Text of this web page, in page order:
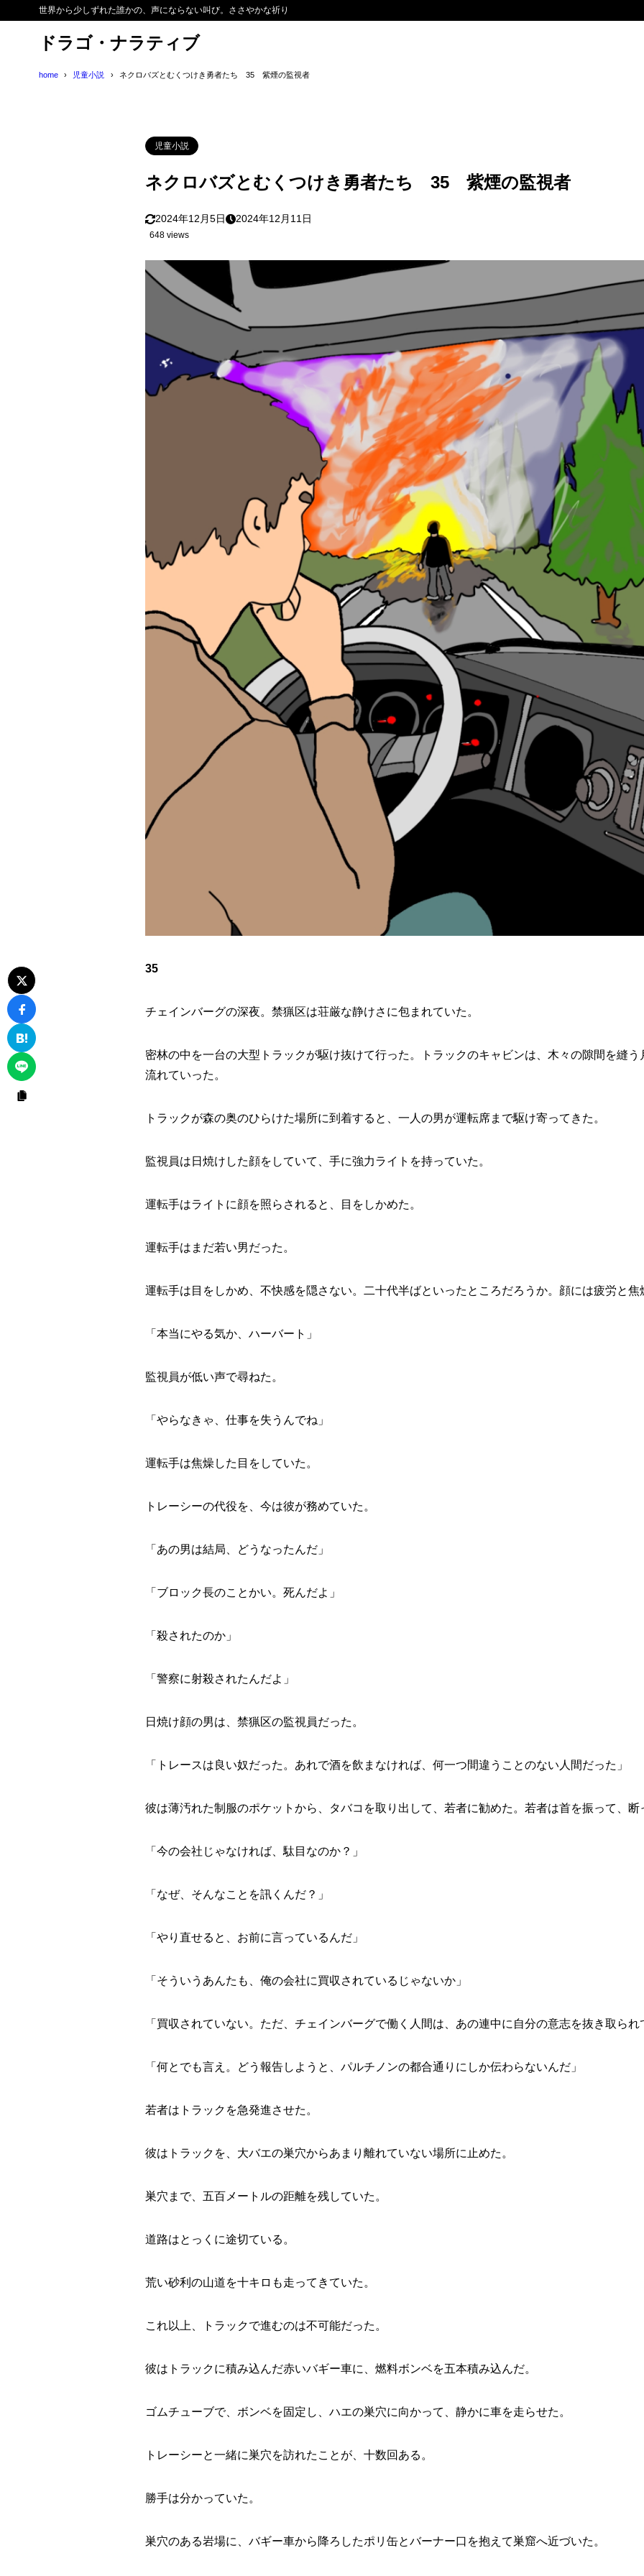
世界から少しずれた誰かの、声にならない叫び。ささやかな祈り
ドラゴ・ナラティブ
home 児童小説 ネクロバズとむくつけき勇者たち 35 紫煙の監視者
児童小説
ネクロバズとむくつけき勇者たち 35 紫煙の監視者
2024年12月5日 2024年12月11日
648 views
35
チェインバーグの深夜。禁猟区は荘厳な静けさに包まれていた。
密林の中を一台の大型トラックが駆け抜けて行った。トラックのキャビンは、木々の隙間を縫
流れていった。
トラックが森の奥のひらけた場所に到着すると、一人の男が運転席まで駆け寄ってきた。
監視員は日焼けした顔をしていて、手に強力ライトを持っていた。
運転手はライトに顔を照らされると、目をしかめた。
運転手はまだ若い男だった。
運転手は目をしかめ、不快感を隠さない。二十代半ばといったところだろうか。顔には疲労と焦
「本当にやる気か、ハーバート」
監視員が低い声で尋ねた。
「やらなきゃ、仕事を失うんでね」
運転手は焦燥した目をしていた。
トレーシーの代役を、今は彼が務めていた。
「あの男は結局、どうなったんだ」
「ブロック長のことかい。死んだよ」
「殺されたのか」
「警察に射殺されたんだよ」
日焼け顔の男は、禁猟区の監視員だった。
「トレースは良い奴だった。あれで酒を飲まなければ、何一つ間違うことのない人間だった」
彼は薄汚れた制服のポケットから、タバコを取り出して、若者に勧めた。若者は首を振って、断
「今の会社じゃなければ、駄目なのか？」
「なぜ、そんなことを訊くんだ？」
「やり直せると、お前に言っているんだ」
「そういうあんたも、俺の会社に買収されているじゃないか」
「買収されていない。ただ、チェインバーグで働く人間は、あの連中に自分の意志を抜き取ら
「何とでも言え。どう報告しようと、パルチノンの都合通りにしか伝わらないんだ」
若者はトラックを急発進させた。
彼はトラックを、大バエの巣穴からあまり離れていない場所に止めた。
巣穴まで、五百メートルの距離を残していた。
道路はとっくに途切ている。
荒い砂利の山道を十キロも走ってきていた。
これ以上、トラックで進むのは不可能だった。
彼はトラックに積み込んだ赤いバギー車に、燃料ボンベを五本積み込んだ。
ゴムチューブで、ボンベを固定し、ハエの巣穴に向かって、静かに車を走らせた。
トレーシーと一緒に巣穴を訪れたことが、十数回ある。
勝手は分かっていた。
巣穴のある岩場に、バギー車から降ろしたポリ缶とバーナー口を抱えて巣窟へ近づいた。